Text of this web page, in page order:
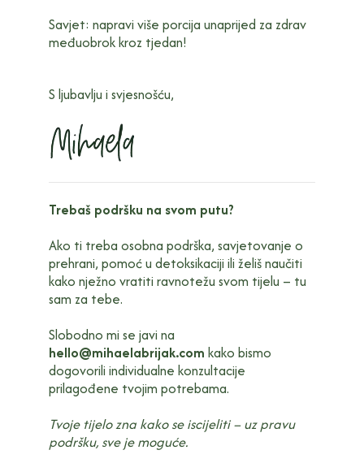
Savjet: napravi više porcija unaprijed za zdrav
međuobrok kroz tjedan!
S ljubavlju i svjesnošću,
Trebaš podršku na svom putu?
Ako ti treba osobna podrška, savjetovanje o
prehrani, pomoć u detoksikaciji ili želiš naučiti
kako nježno vratiti ravnotežu svom tijelu – tu
sam za tebe.
Slobodno mi se javi na
hello@mihaelabrijak.com kako bismo
dogovorili individualne konzultacije
prilagođene tvojim potrebama.
Tvoje tijelo zna kako se iscijeliti – uz pravu
podršku, sve je moguće.